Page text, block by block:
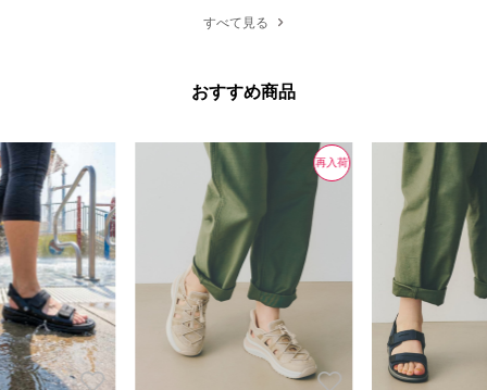
すべて見る
おすすめ商品
再入荷